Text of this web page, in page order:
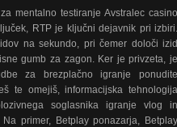
mentalno testiranje Avstralec casino
RTP je ključni dejavnik pri
na sekundo, pri čemer določi izid
gumb za zagon. Ker je privzeta, je
za brezplačno igranje ponudite
te omejiš, informacijska tehnologija
soglasnika igranje vlog in
primer, Betplay ponazarja, Betplay